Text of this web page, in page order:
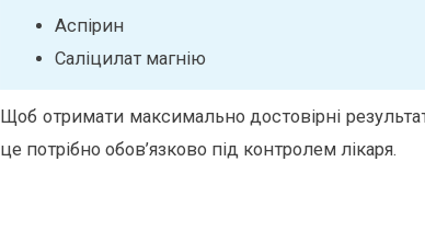
Аспірин
Саліцилат магнію
Щоб отримати максимально достовірні
це потрібно обов’язково під контролем лікаря.